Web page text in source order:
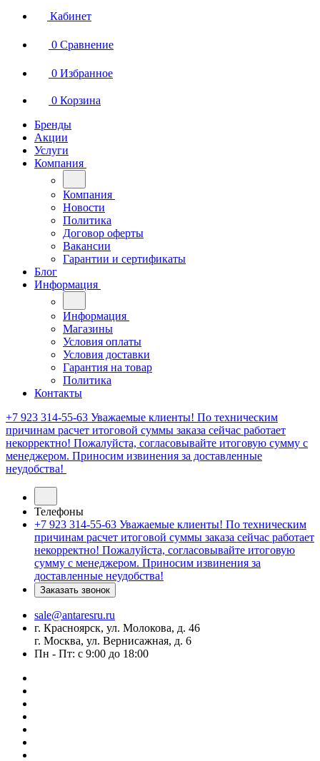
Кабинет
0 Сравнение
0 Избранное
0 Корзина
Бренды
Акции
Услуги
Компания
Компания
Новости
Политика
Договор оферты
Вакансии
Гарантии и сертификаты
Блог
Информация
Информация
Магазины
Условия оплаты
Условия доставки
Гарантия на товар
Политика
Контакты
+7 923 314-55-63 Уважаемые клиенты! По техническим
причинам расчет итоговой суммы заказа сейчас работает
некорректно! Пожалуйста, согласовывайте итоговую сумму с
менеджером. Приносим извинения за доставленные
неудобства!
Телефоны
+7 923 314-55-63 Уважаемые клиенты! По техническим
причинам расчет итоговой суммы заказа сейчас работает
некорректно! Пожалуйста, согласовывайте итоговую
сумму с менеджером. Приносим извинения за
доставленные неудобства!
Заказать звонок
sale@antaresru.ru
г. Красноярск, ул. Молокова, д. 46
г. Москва, ул. Вернисажная, д. 6
Пн - Пт: с 9:00 до 18:00